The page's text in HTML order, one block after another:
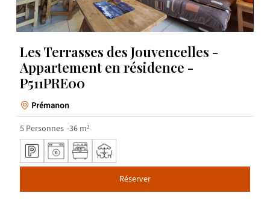
Les Terrasses des Jouvencelles -
Appartement en résidence -
P511PRE00
Prémanon
5 Personnes 36 m²
Réserver